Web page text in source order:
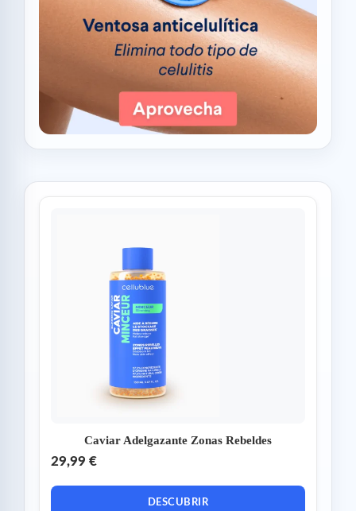
Caviar Adelgazante Zonas Rebeldes
29,99 €
DESCUBRIR